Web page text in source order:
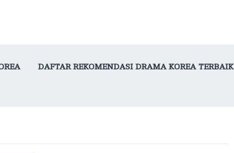
DAFTAR REKOMENDASI DRAMA KOREA TERBAIK